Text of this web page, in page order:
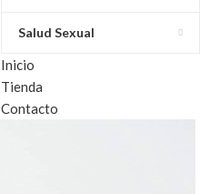
Salud Sexual
Inicio
Tienda
Contacto